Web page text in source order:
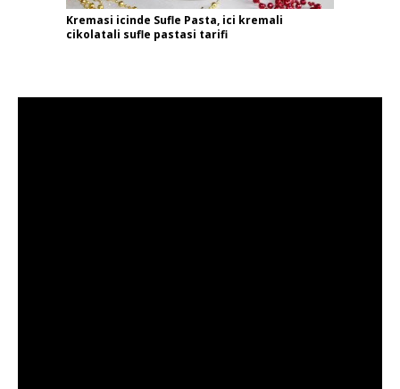
Kremasi icinde Sufle Pasta, ici kremali
cikolatali sufle pastasi tarifi